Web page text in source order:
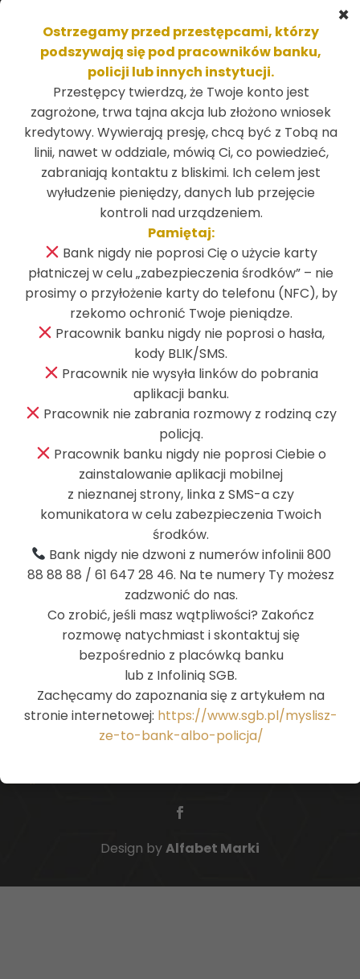
Na skróty
Deklaracja dostępności
Restrukturyzacja
Agenda 2030
Wykaz usług reprezentatywnych powiązanych z
rachunkiem płatniczym
Archiwum
Stopy procentowe
Kursy walut
Reklamacje
Moje Dokumenty – Dokumenty publiczne
Moje Dokumenty – Dokumenty prywatne
Polityka prywatności
RODO – ochrona danych osobowych
Tabele opłat i prowizji
Godziny realizacji zleceń
Placówki i bankomaty
Wskaźniki referencyjne
PSD2
Płatności w Europie
Standard Komunikatów Płatniczych
Standard Ochrony Małoletnich
Design byAlfabet Marki
×
Ostrzegamy przed przestępcami, którzy
podszywają się pod pracowników banku,
policji lub innych instytucji.
Przestępcy twierdzą, że Twoje konto jest
zagrożone, trwa tajna akcja lub złożono wniosek
kredytowy. Wywierają presję, chcą być z Tobą na
linii, nawet w oddziale, mówią Ci, co powiedzieć,
zabraniają kontaktu z bliskimi. Ich celem jest
wyłudzenie pieniędzy, danych lub przejęcie
kontroli nad urządzeniem.
Pamiętaj:
Bank nigdy nie poprosi Cię o użycie karty
płatniczej w celu „zabezpieczenia środków” – nie
prosimy o przyłożenie karty do telefonu (NFC), by
rzekomo ochronić Twoje pieniądze.
Pracownik banku nigdy nie poprosi o hasła,
kody BLIK/SMS.
Pracownik nie wysyła linków do pobrania
aplikacji banku.
Pracownik nie zabrania rozmowy z rodziną czy
policją.
Pracownik banku nigdy nie poprosi Ciebie o
zainstalowanie aplikacji mobilnej
z nieznanej strony, linka z SMS-a czy
komunikatora w celu zabezpieczenia Twoich
środków.
Bank nigdy nie dzwoni z numerów infolinii 800
88 88 88 / 61 647 28 46. Na te numery Ty możesz
zadzwonić do nas.
Co zrobić, jeśli masz wątpliwości? Zakończ
rozmowę natychmiast i skontaktuj się
bezpośrednio z placówką banku
lub z Infolinią SGB.
Zachęcamy do zapoznania się z artykułem na
stronie internetowej: https://www.sgb.pl/myslisz-
ze-to-bank-albo-policja/